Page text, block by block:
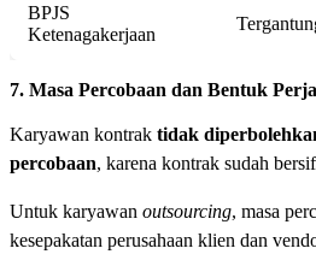
BPJS
Ketenagakerjaan
7. Masa Percobaan dan Bentuk
Karyawan kontrak tidak
percobaan, karena kontrak sudah
Untuk karyawan outsourcing, masa
kesepakatan perusahaan klien dan